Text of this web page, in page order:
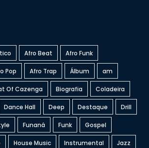
Afro Beat Afro Funk
Pop Afro Trap Álbum am
Of Cazenga Biografia Coladeira
Dance Hall Deep Destaque Drill
Funaná Funk Gospel
House Music Instrumental Jazz